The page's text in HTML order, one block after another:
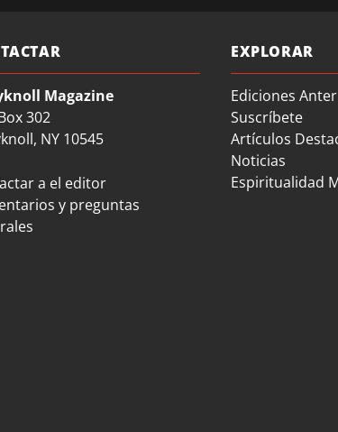
Magazine
302
NY 10545
a el editor
y preguntas
EXPLORAR
Ediciones
Suscríbete
Artículos
Noticias
Espiritualidad